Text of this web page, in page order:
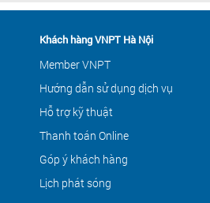
Khách hàng VNPT Hà Nội
Member VNPT
Hướng dẫn sử dụng dịch vụ
Hỗ trợ kỹ thuật
Thanh toán Online
Góp ý khách hàng
Lịch phát sóng